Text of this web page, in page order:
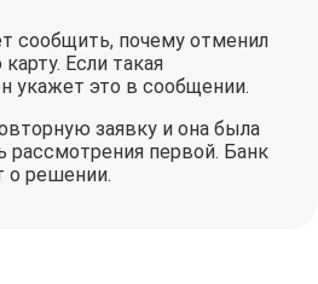
сообщить, почему отменил
Если такая
укажет это в сообщении.
заявку и она была
рассмотрения первой. Банк
о решении.